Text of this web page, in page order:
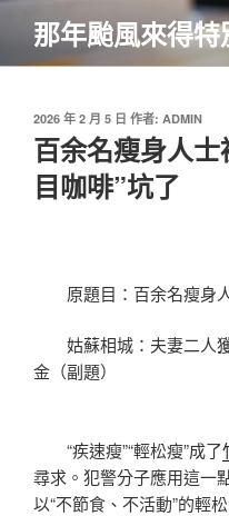
主
那年颱風來得特
發
佈
於
2026 年 2 月 5 日 作者: ADMIN
百余名瘦身人
目咖啡”坑了
原題目：百余名瘦身人
姑蘇相城：夫妻二人
金（副題）
“疾速瘦”“輕松瘦”成了
尋求。犯警分子應用這一
以“不節食、不活動”的輕